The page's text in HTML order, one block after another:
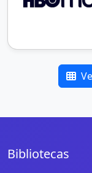
Bibliotecas